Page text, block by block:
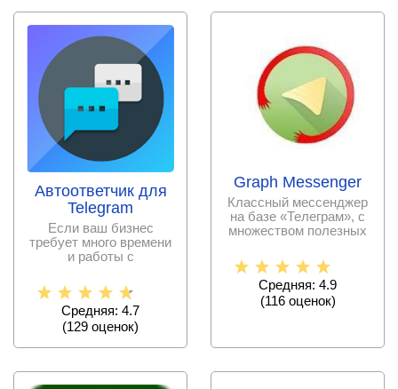
Автоответчик для
Telegram
Если ваш бизнес
требует много времени
и работы с
времени на
Средняя: 4.7
(129 оценок)
Graph Messenger
Классный мессенджер
на базе «Телеграм», с
множеством полезных
Средняя: 4.9
(116оценок)